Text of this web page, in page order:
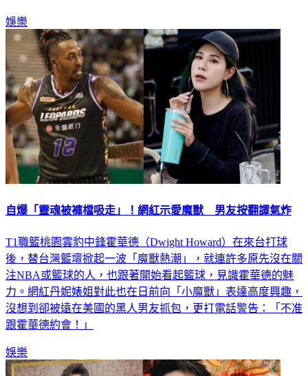
娛樂
自爆「靈魂被褲檔吸走」！網紅示愛魔獸 男友按翻譯氣炸
T1職籃桃園雲豹中鋒霍華德（Dwight Howard）在來台打球
後，替台灣籃壇掀起一波「魔獸熱潮」，就連許多原先沒在關
注NBA或籃球的人，也跟著開始看起籃球，見識霍華德的魅
力。網紅丹妮婊姐對此也在日前向「小魔獸」表達高度興趣，
沒想到卻被遠在美國的黑人男友抓包，更打電話警告：「不准
跟霍華德約會！」
娛樂